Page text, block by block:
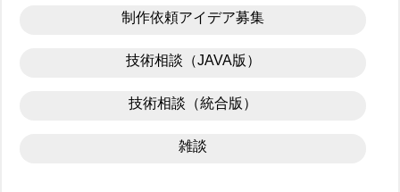
制作依頼アイデア募集
技術相談（JAVA版）
技術相談（統合版）
雑談